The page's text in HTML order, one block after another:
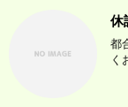
休
都
く